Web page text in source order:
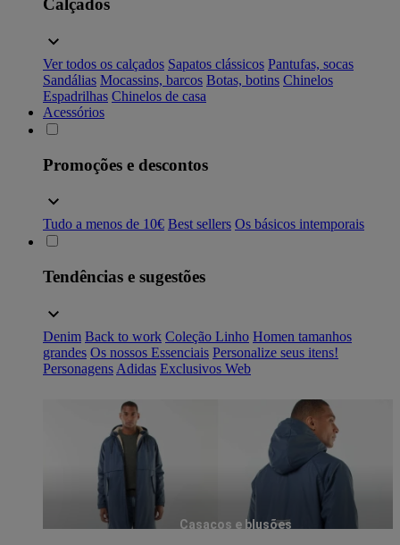
Calçados
Ver todos os calçados Sapatos clássicos Pantufas, socas
Sandálias Mocassins, barcos Botas, botins Chinelos
Espadrilhas Chinelos de casa
Acessórios
Promoções e descontos
Tudo a menos de 10€ Best sellers Os básicos intemporais
Tendências e sugestões
Denim Back to work Coleção Linho Homen tamanhos
grandes Os nossos Essenciais Personalize seus itens!
Personagens Adidas Exclusivos Web
Casacos e blusões